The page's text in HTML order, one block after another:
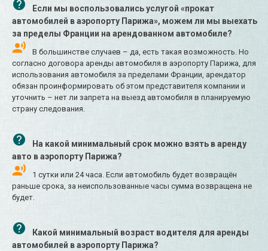
Если мы воспользовались услугой «прокат
автомобилей в аэропорту Парижа», можем ли мы выехать
за пределы Франции на арендованном автомобиле?
В большинстве случаев – да, есть такая возможность. Но
согласно договора аренды автомобиля в аэропорту Парижа, для
использования автомобиля за пределами Франции, арендатор
обязан проинформировать об этом представителя компании и
уточнить – нет ли запрета на выезд автомобиля в планируемую
страну следования.
На какой минимальный срок можно взять в аренду
авто в аэропорту Парижа?
1 сутки или 24 часа. Если автомобиль будет возвращён
раньше срока, за неиспользованные часы сумма возвращена не
будет.
Какой минимальный возраст водителя для аренды
автомобилей в аэропорту Парижа?